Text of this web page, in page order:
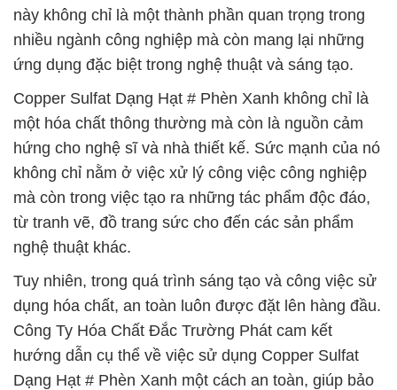
này không chỉ là một thành phần quan trọng trong
nhiều ngành công nghiệp mà còn mang lại những
ứng dụng đặc biệt trong nghệ thuật và sáng tạo.
Copper Sulfat Dạng Hạt # Phèn Xanh không chỉ là
một hóa chất thông thường mà còn là nguồn cảm
hứng cho nghệ sĩ và nhà thiết kế. Sức mạnh của nó
không chỉ nằm ở việc xử lý công việc công nghiệp
mà còn trong việc tạo ra những tác phẩm độc đáo,
từ tranh vẽ, đồ trang sức cho đến các sản phẩm
nghệ thuật khác.
Tuy nhiên, trong quá trình sáng tạo và công việc sử
dụng hóa chất, an toàn luôn được đặt lên hàng đầu.
Công Ty Hóa Chất Đắc Trường Phát cam kết
hướng dẫn cụ thể về việc sử dụng Copper Sulfat
Dạng Hạt # Phèn Xanh một cách an toàn, giúp bảo